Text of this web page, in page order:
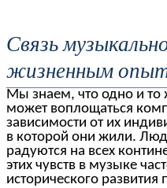
Связь
жизненным
Мы знаем, что одно и
может воплощаться
зависимости от их
в которой они жили.
радуются на всех
этих чувств в музыке
исторического развития